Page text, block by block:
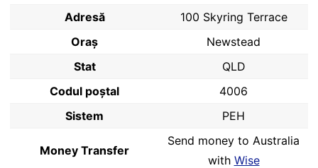
Adresă
100 Skyring Terrace
Oraș
Newstead
Stat
QLD
Codul poştal
4006
Sistem
PEH
Money Transfer
Send money to Australia
with Wise